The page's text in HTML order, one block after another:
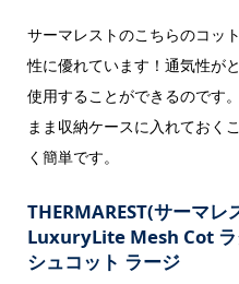
サーマレストのこちらのコッ
性に優れています！通気性が
使用することができるのです
まま収納ケースに入れておく
く簡単です。
THERMAREST(サーマレ
LuxuryLite Mesh Cot ラ
シュコット ラージ